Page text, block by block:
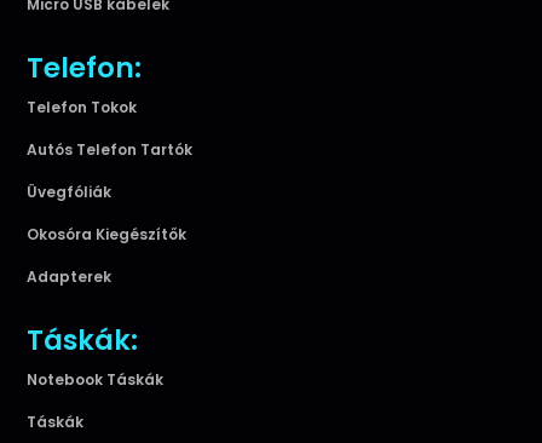
Micro USB kábelek
Telefon:
Telefon Tokok
Autós Telefon Tartók
Üvegfóliák
Okosóra Kiegészítők
Adapterek
Táskák:
Notebook Táskák
Táskák